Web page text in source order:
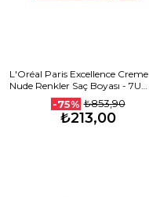
L'Oréal Paris Excellence Creme
Nude Renkler Saç Boyası - 7U
Nude Kumral
-75% ₺853,90
₺213,00